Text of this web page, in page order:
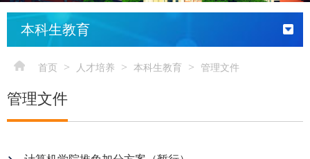
本科生教育
首页 > 人才培养 > 本科生教育 > 管理文件
管理文件